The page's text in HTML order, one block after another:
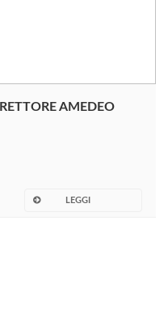
AMEDEO
LEGGI